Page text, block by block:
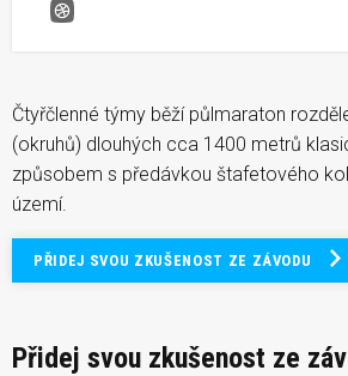
Run Challenge Praha 4
Čtyřčlenné týmy běží půlmaraton
(okruhů) dlouhých cca 1400 metrů
způsobem s předávkou štafetového
území.
PŘIDEJ SVOU ZKUŠENOST ZE ZÁVODU
Přidej svou zkušenost ze